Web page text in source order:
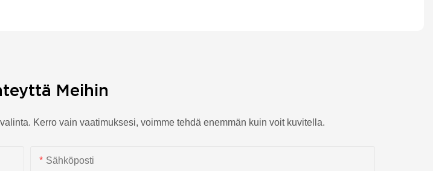
Meihin
Kerro vain vaatimuksesi, voimme tehdä enemmän kuin voit kuvitella.
Sähköposti